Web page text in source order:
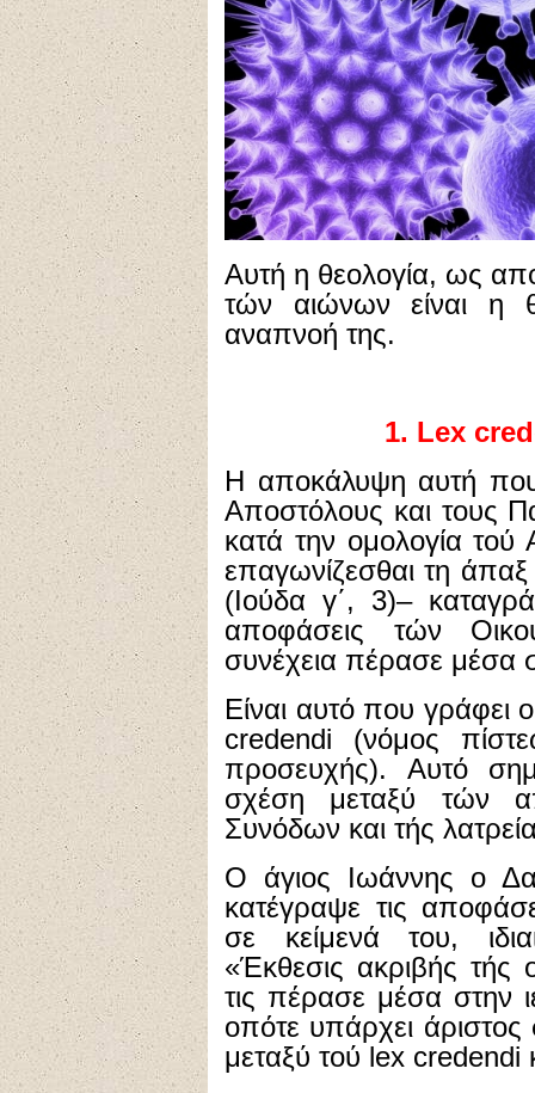
Αυτή η θεολογία, ως
τών αιώνων είναι η
αναπνοή της.
1. Lex
Η αποκάλυψη αυτή
Αποστόλους και τους
κατά την ομολογία
επαγωνίζεσθαι τη άπαξ
(Ιούδα γ΄, 3)–
αποφάσεις τών
συνέχεια πέρασε μέσα
Είναι αυτό που
credendi (νόμος
προσευχής). Αυτό
σχέση μεταξύ τών
Συνόδων και τής
Ο άγιος Ιωάννης ο
κατέγραψε τις
σε κείμενά του,
«Έκθεσις ακριβής τής
τις πέρασε μέσα στην
οπότε υπάρχει
μεταξύ τού lex credendi